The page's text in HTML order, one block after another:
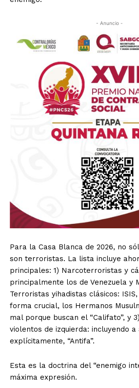
- Anuncio -
Para la Casa Blanca de 2026, no
son terroristas. La lista incluye
principales: 1) Narcoterroristas y
principalmente los de Venezuela y
Terroristas yihadistas clásicos: ISIS,
forma crucial, los Hermanos
mal porque buscan el “Califato”, y
violentos de izquierda: incluyendo a
explícitamente, “Antifa”.
Esta es la doctrina del “enemigo
máxima expresión.